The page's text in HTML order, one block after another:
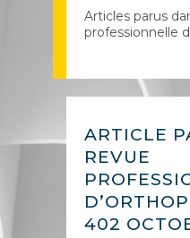
Articles parus
professionnelle
ARTICLE
REVUE
402